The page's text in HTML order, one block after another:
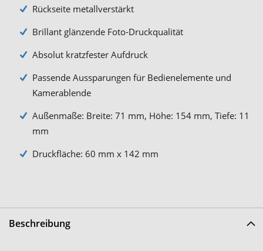
Rückseite metallverstärkt
Brillant glänzende Foto-Druckqualität
Absolut kratzfester Aufdruck
Passende Aussparungen für Bedienelemente und
Kamerablende
Außenmaße: Breite: 71 mm, Höhe: 154 mm, Tiefe: 11
mm
Druckfläche: 60 mm x 142 mm
Beschreibung